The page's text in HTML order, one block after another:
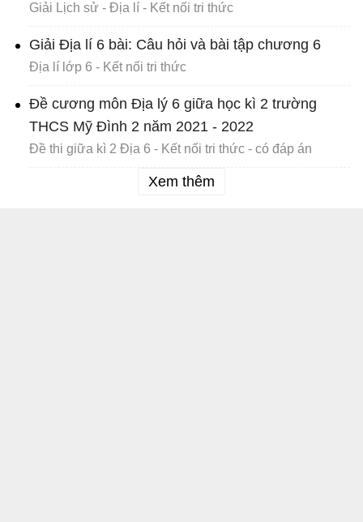
Giải Lịch sử - Địa lí - Kết nối tri thức
Giải Địa lí 6 bài: Câu hỏi và bài tập chương 6
Địa lí lớp 6 - Kết nối tri thức
Đề cương môn Địa lý 6 giữa học kì 2 trường
THCS Mỹ Đình 2 năm 2021 - 2022
Đề thi giữa kì 2 Địa 6 - Kết nối tri thức - có đáp án
Xem thêm